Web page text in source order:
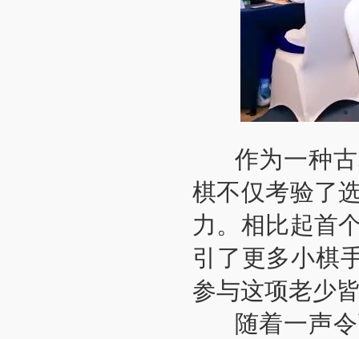
作为一种古
棋不仅考验了
力。相比起首
引了更多小棋
参与这项老少
随着一声令